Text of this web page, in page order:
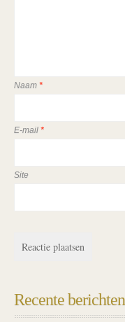
Naam *
E-mail *
Site
Recente berichten